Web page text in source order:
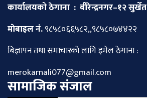
कार्यालयको ठेगाना : बीरेन्द्रनगर–१२ सुर्खेत
माेबाइल नं.९८५८०६६५८२,,९८५८०७४४२२
बिज्ञापन तथा समाचारकाे लागि इमेल ठेगाना :
merokarnali077@gmail.com
सामाजिक संजाल